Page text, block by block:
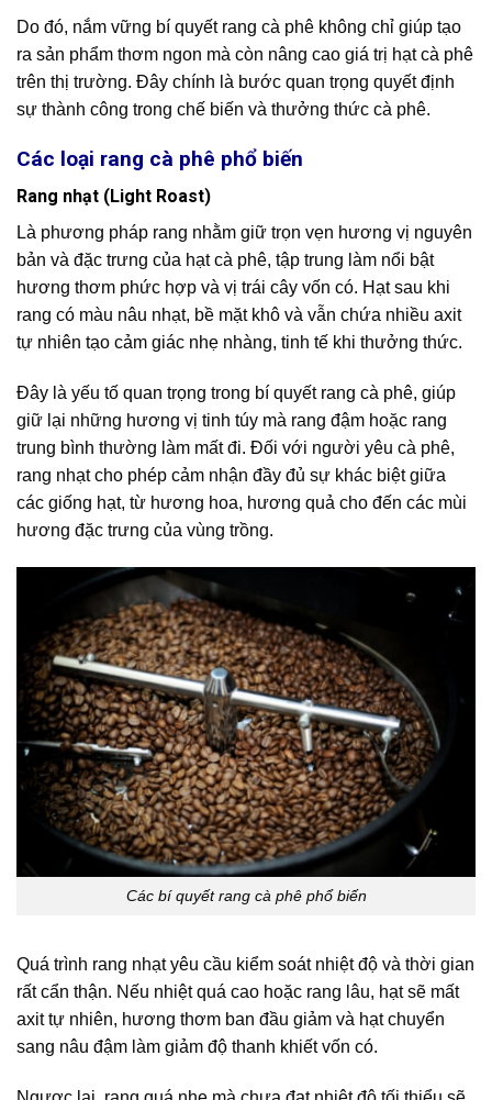
Do đó, nắm vững bí quyết rang cà phê không chỉ giúp tạo
ra sản phẩm thơm ngon mà còn nâng cao giá trị hạt cà phê
trên thị trường. Đây chính là bước quan trọng quyết định
sự thành công trong chế biến và thưởng thức cà phê.
Các loại rang cà phê phổ biến
Rang nhạt (Light Roast)
Là phương pháp rang nhằm giữ trọn vẹn hương vị nguyên
bản và đặc trưng của hạt cà phê, tập trung làm nổi bật
hương thơm phức hợp và vị trái cây vốn có. Hạt sau khi
rang có màu nâu nhạt, bề mặt khô và vẫn chứa nhiều axit
tự nhiên tạo cảm giác nhẹ nhàng, tinh tế khi thưởng thức.
Đây là yếu tố quan trọng trong bí quyết rang cà phê, giúp
giữ lại những hương vị tinh túy mà rang đậm hoặc rang
trung bình thường làm mất đi. Đối với người yêu cà phê,
rang nhạt cho phép cảm nhận đầy đủ sự khác biệt giữa
các giống hạt, từ hương hoa, hương quả cho đến các mùi
hương đặc trưng của vùng trồng.
Các bí quyết rang cà phê phổ biến
Quá trình rang nhạt yêu cầu kiểm soát nhiệt độ và thời gian
rất cẩn thận. Nếu nhiệt quá cao hoặc rang lâu, hạt sẽ mất
axit tự nhiên, hương thơm ban đầu giảm và hạt chuyển
sang nâu đậm làm giảm độ thanh khiết vốn có.